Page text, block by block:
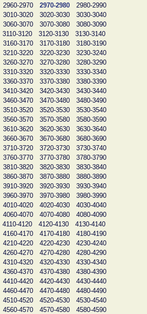
2960-2970 2970-2980
2980-2990
3010-3020 3020-3030
3030-3040
3060-3070 3070-3080
3080-3090
3110-3120 3120-3130
3130-3140
3160-3170 3170-3180
3180-3190
3210-3220 3220-3230
3230-3240
3260-3270 3270-3280
3280-3290
3310-3320 3320-3330
3330-3340
3360-3370 3370-3380
3380-3390
3410-3420 3420-3430
3430-3440
3460-3470 3470-3480
3480-3490
3510-3520 3520-3530
3530-3540
3560-3570 3570-3580
3580-3590
3610-3620 3620-3630
3630-3640
3660-3670 3670-3680
3680-3690
3710-3720 3720-3730
3730-3740
3760-3770 3770-3780
3780-3790
3810-3820 3820-3830
3830-3840
3860-3870 3870-3880
3880-3890
3910-3920 3920-3930
3930-3940
3960-3970 3970-3980
3980-3990
4010-4020 4020-4030
4030-4040
4060-4070 4070-4080
4080-4090
4110-4120 4120-4130
4130-4140
4160-4170 4170-4180
4180-4190
4210-4220 4220-4230
4230-4240
4260-4270 4270-4280
4280-4290
4310-4320 4320-4330
4330-4340
4360-4370 4370-4380
4380-4390
4410-4420 4420-4430
4430-4440
4460-4470 4470-4480
4480-4490
4510-4520 4520-4530
4530-4540
4560-4570 4570-4580
4580-4590